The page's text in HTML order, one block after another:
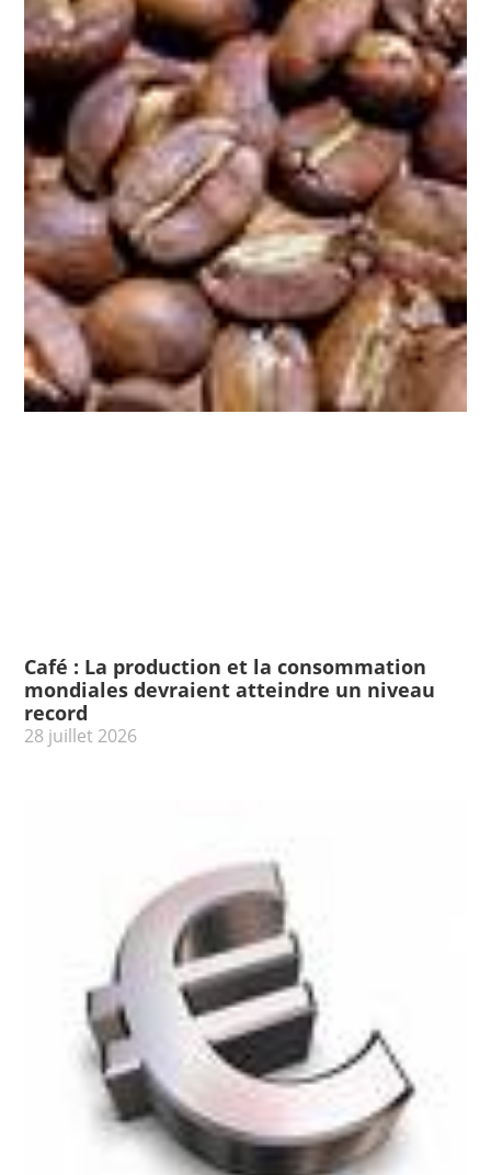
Café : La production et la consommation
mondiales devraient atteindre un niveau
record
28 juillet 2026